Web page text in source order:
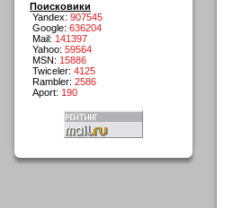
Поисковики
Yandex: 907545
Google: 636204
Mail: 141397
Yahoo: 59564
MSN: 15886
Twiceler: 4125
Rambler: 2586
Aport: 190